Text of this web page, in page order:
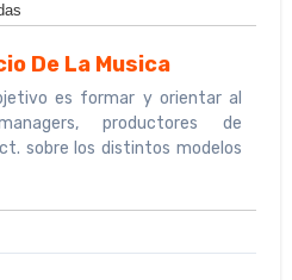
De La Musica
es formar y orientar al
productores de
sobre los distintos modelos